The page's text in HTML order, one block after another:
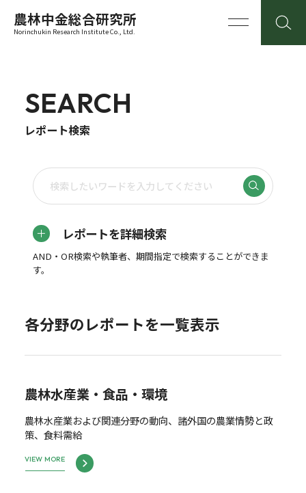
農林中金総合研究所
Norinchukin Research Institute Co., Ltd.
SEARCH
レポート検索
レポートを詳細検索
AND・OR検索や執筆者、期間指定で検索することができま
す。
各分野のレポートを一覧表示
農林水産業・食品・環境
農林水産業および関連分野の動向、諸外国の農業情勢と政
策、食料需給
VIEW MORE